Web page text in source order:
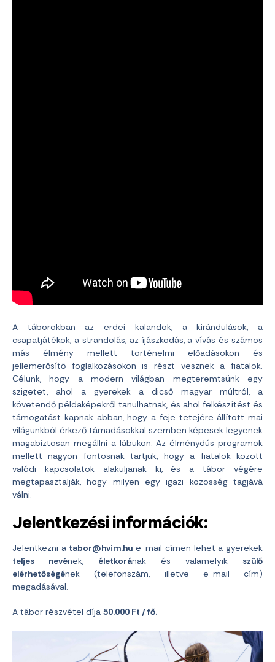
A táborokban az erdei kalandok, a kirándulások, a
csapatjátékok, a strandolás, az íjászkodás, a vívás és számos
más élmény mellett történelmi előadásokon és
jellemerősítő foglalkozásokon is részt vesznek a fiatalok.
Célunk, hogy a modern világban megteremtsünk egy
szigetet, ahol a gyerekek a dicső magyar múltról, a
követendő példaképekről tanulhatnak, és ahol felkészítést és
támogatást kapnak abban, hogy a feje tetejére állított mai
világunkból érkező támadásokkal szemben képesek legyenek
magabiztosan megállni a lábukon. Az élménydús programok
mellett nagyon fontosnak tartjuk, hogy a fiatalok között
valódi kapcsolatok alakuljanak ki, és a tábor végére
megtapasztalják, hogy milyen egy igazi közösség tagjává
válni.
Jelentkezési információk:
Jelentkezni a tabor@hvim.hu e-mail címen lehet a gyerekek
teljes nevének, életkorának és valamelyik szülő
elérhetőségének (telefonszám, illetve e-mail cím)
megadásával.
A tábor részvétel díja 50.000 Ft / fő.